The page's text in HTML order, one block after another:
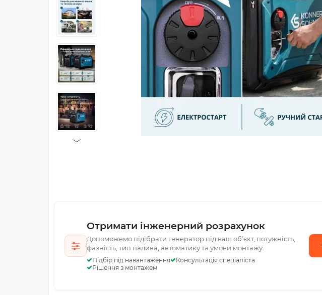
Отримати інженерний розрахунок
Допоможемо підібрати генератор під ваш об’єкт, потужність,
фазність, тип палива, автоматику та умови монтажу.
Підбір під навантаження
Консультація спеціаліста
Рішення з монтажем